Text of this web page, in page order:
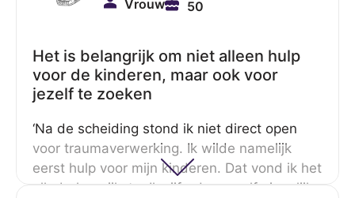
Bessel van de Kolk(heeft veel geschreven
Die hebben ook diverse publicaties die te
lezen zijn. Ik word daar alleen maar
enthousiast van.’
Vrouw 50
Het is belangrijk om niet alleen hulp
voor de kinderen, maar ook voor
jezelf te zoeken
‘Na de scheiding stond ik niet direct open
voor traumaverwerking. Ik wilde namelijk
eerst hulp voor mijn kinderen. Dat vond ik het
allerbelangrijkste. Ik cijferde mezelf eigenlijk